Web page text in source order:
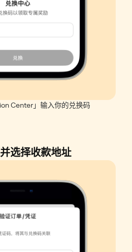
Center」输入你的兑换码
选择收款地址